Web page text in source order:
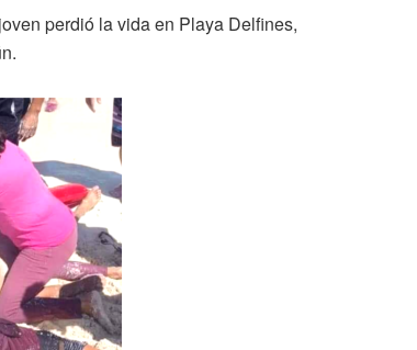
perdió la vida en Playa Delfines,